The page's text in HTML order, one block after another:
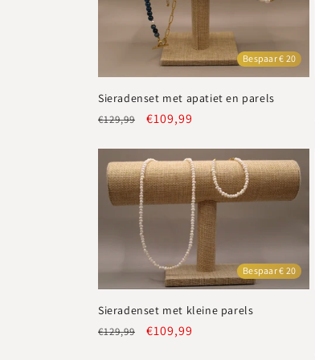
Bespaar € 20
Sieradenset met apatiet en parels
Normale
€129,99 Aanbiedingsprijs
€109,99
Bespaar € 20
Sieradenset met kleine parels
Normale
€129,99 Aanbiedingsprijs
€109,99